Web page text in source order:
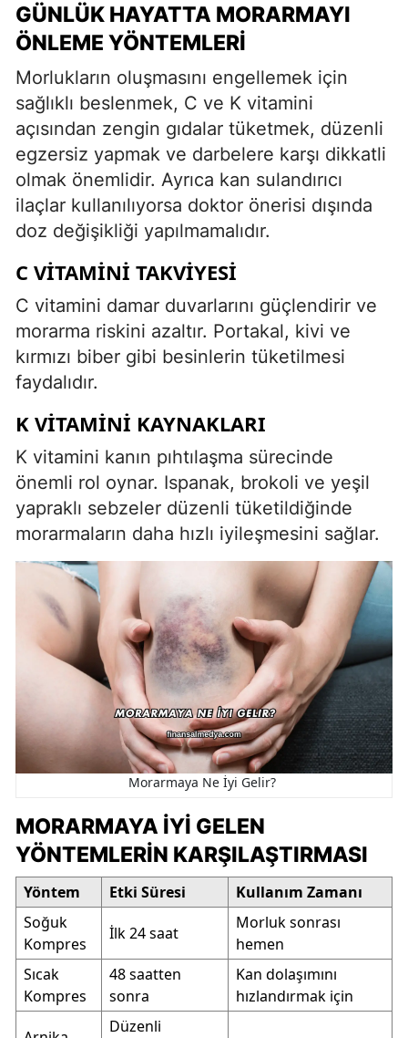
GÜNLÜK HAYATTA MORARMAYI
ÖNLEME YÖNTEMLERI
Morlukların oluşmasını engellemek için
sağlıklı beslenmek, C ve K vitamini
açısından zengin gıdalar tüketmek, düzenli
egzersiz yapmak ve darbelere karşı dikkatli
olmak önemlidir. Ayrıca kan sulandırıcı
ilaçlar kullanılıyorsa doktor önerisi dışında
doz değişikliği yapılmamalıdır.
C VITAMINI TAKVIYESI
C vitamini damar duvarlarını güçlendirir ve
morarma riskini azaltır. Portakal, kivi ve
kırmızı biber gibi besinlerin tüketilmesi
faydalıdır.
K VITAMINI KAYNAKLARI
K vitamini kanın pıhtılaşma sürecinde
önemli rol oynar. Ispanak, brokoli ve yeşil
yapraklı sebzeler düzenli tüketildiğinde
morarmaların daha hızlı iyileşmesini sağlar.
Morarmaya Ne İyi Gelir?
MORARMAYA İYI GELEN
YÖNTEMLERIN KARŞILAŞTIRMASI
Yöntem Etki Süresi
Kullanım Zamanı
Soğuk
Kompres
İlk 24 saat
Morluk sonrası
hemen
Sıcak
Kompres
48 saatten
sonra
Kan dolaşımını
hızlandırmak için
Düzenli